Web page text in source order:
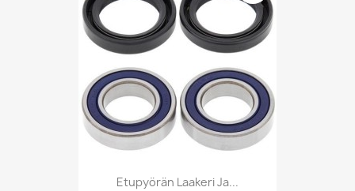
Etupyörän Laakeri Ja...